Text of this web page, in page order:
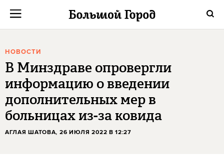
НОВОСТИ
В Минздраве опровергли
информацию о введении
дополнительных мер в
больницах из-за ковида
АГЛАЯ ШАТОВА, 26 ИЮЛЯ 2022 В 12:27